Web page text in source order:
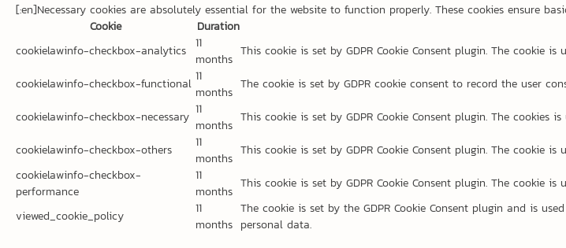
[:en]Necessary cookies are absolutely essential for the website to function properly. These cookies ensure
Cookie
Duration
cookielawinfo-checkbox-analytics 11
months
This cookie is set by GDPR Cookie Consent plugin. The cookie
cookielawinfo-checkbox-functional 11
months
The cookie is set by GDPR cookie consent to record the user
cookielawinfo-checkbox-necessary 11
months
This cookie is set by GDPR Cookie Consent plugin. The
cookielawinfo-checkbox-others
11
months
This cookie is set by GDPR Cookie Consent plugin. The cookie
cookielawinfo-checkbox-
performance
11
months
This cookie is set by GDPR Cookie Consent plugin. The cookie
viewed_cookie_policy
11
months
The cookie is set by the GDPR Cookie Consent plugin and is
personal data.